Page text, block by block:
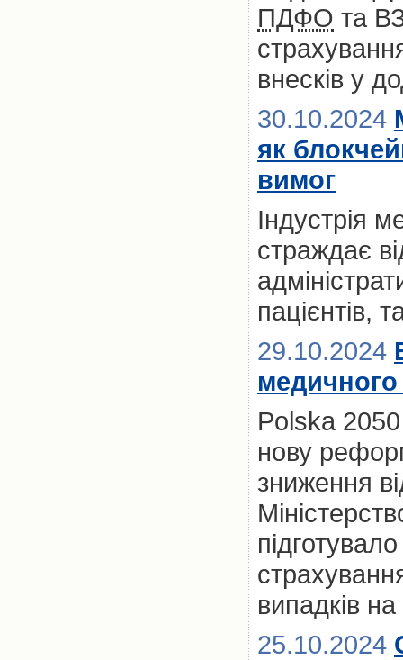
ПДФО та
внесків у
30.10.2024
як
вимог
Індустрія
страждає
пацієнтів,
29.10.2024
медичного
Polska 2050
нову
зниження
випадків
25.10.2024